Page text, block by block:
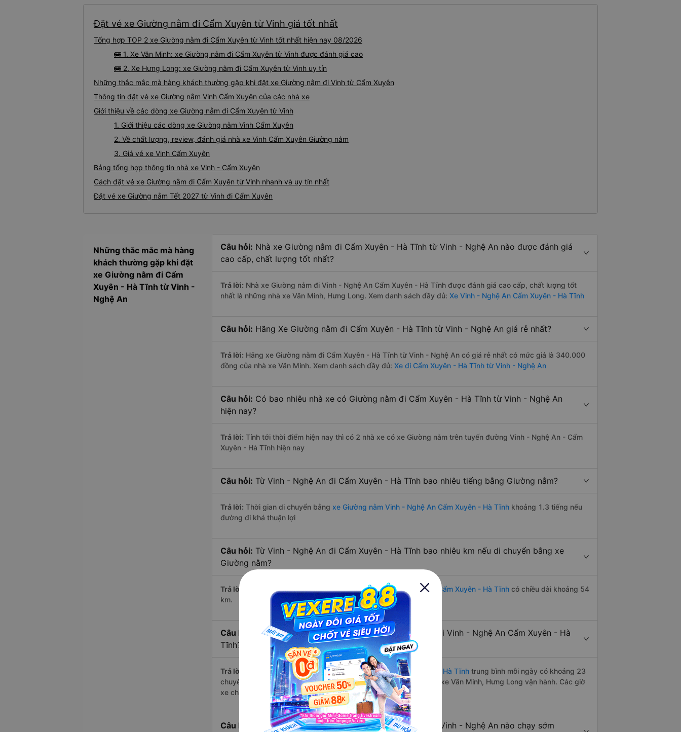
Đặt vé xe Giường nằm đi Cẩm Xuyên từ Vinh giá tốt nhất
Tổng hợp TOP 2 xe Giường nằm đi Cẩm Xuyên từ Vinh tốt nhất hiện nay 08/2026
🚌 1. Xe Văn Minh: xe Giường nằm đi Cẩm Xuyên từ Vinh được đánh giá cao
🚌 2. Xe Hưng Long: xe Giường nằm đi Cẩm Xuyên từ Vinh uy tín
Những thắc mắc mà hàng khách thường gặp khi đặt xe Giường nằm đi Vinh từ Cẩm Xuyên
Thông tin đặt vé xe Giường nằm Vinh Cẩm Xuyên của các nhà xe
Giới thiệu về các dòng xe Giường nằm đi Cẩm Xuyên từ Vinh
1. Giới thiệu các dòng xe Giường nằm Vinh Cẩm Xuyên
2. Về chất lượng, review, đánh giá nhà xe Vinh Cẩm Xuyên Giường nằm
3. Giá vé xe Vinh Cẩm Xuyên
Bảng tổng hợp thông tin nhà xe Vinh - Cẩm Xuyên
Cách đặt vé xe Giường nằm đi Cẩm Xuyên từ Vinh nhanh và uy tín nhất
Đặt vé xe Giường nằm Tết 2027 từ Vinh đi Cẩm Xuyên
Những thắc mắc mà hàng
khách thường gặp khi đặt
xe Giường nằm đi Cẩm
Xuyên - Hà Tĩnh từ Vinh -
Nghệ An
Câu hỏi: Nhà xe Giường nằm đi Cẩm Xuyên - Hà Tĩnh từ Vinh - Nghệ An nào được đánh giá
cao cấp, chất lượng tốt nhất?
Trả lời: Nhà xe Giường nằm đi Vinh - Nghệ An Cẩm Xuyên - Hà Tĩnh được đánh giá cao cấp, chất lượng tốt
nhất là những nhà xe Văn Minh, Hưng Long. Xem danh sách đầy đủ: Xe Vinh - Nghệ An Cẩm Xuyên - Hà Tĩnh
Câu hỏi: Hãng Xe Giường nằm đi Cẩm Xuyên - Hà Tĩnh từ Vinh - Nghệ An giá rẻ nhất?
Trả lời: Hãng xe Giường nằm đi Cẩm Xuyên - Hà Tĩnh từ Vinh - Nghệ An có giá rẻ nhất có mức giá là 340.000
đồng của nhà xe Văn Minh. Xem danh sách đầy đủ: Xe đi Cẩm Xuyên - Hà Tĩnh từ Vinh - Nghệ An
Câu hỏi: Có bao nhiêu nhà xe có Giường nằm đi Cẩm Xuyên - Hà Tĩnh từ Vinh - Nghệ An
hiện nay?
Trả lời: Tính tới thời điểm hiện nay thì có 2 nhà xe có xe Giường nằm trên tuyến đường Vinh - Nghệ An - Cẩm
Xuyên - Hà Tĩnh hiện nay
Câu hỏi: Từ Vinh - Nghệ An đi Cẩm Xuyên - Hà Tĩnh bao nhiêu tiếng bằng Giường nằm?
Trả lời: Thời gian di chuyển bằng xe Giường nằm Vinh - Nghệ An Cẩm Xuyên - Hà Tĩnh khoảng 1.3 tiếng nếu
đường đi khá thuận lợi
Câu hỏi: Từ Vinh - Nghệ An đi Cẩm Xuyên - Hà Tĩnh bao nhiêu km nếu di chuyển bằng xe
Giường nằm?
Trả lời: Đường di chuyển bằngxe Giường nằm đi Vinh - Nghệ An Cẩm Xuyên - Hà Tĩnh có chiều dài khoảng 54
km.
Câu hỏi:
Mỗi ngày có bao nhiêu chuyến xe Giường nằm đi Vinh - Nghệ An Cẩm Xuyên - Hà
Tĩnh?
Trả lời: Tuyến đườngxe Giường nằm Vinh - Nghệ An Cẩm Xuyên - Hà Tĩnh trung bình mỗi ngày có khoảng 23
chuyến trên
Vexere.combắt đầu từ 0:00 đến 23:55 bởi 2 nhà xe: xe Văn Minh, Hưng Long vận hành. Các giờ
xe chạy có đầy đủ cả ban ngày, buổi trưa, buổi chiều, ban đêm
Câu hỏi:
Nhà xe Giường nằm đi Cẩm Xuyên - Hà Tĩnh từ Vinh - Nghệ An nào chạy sớm